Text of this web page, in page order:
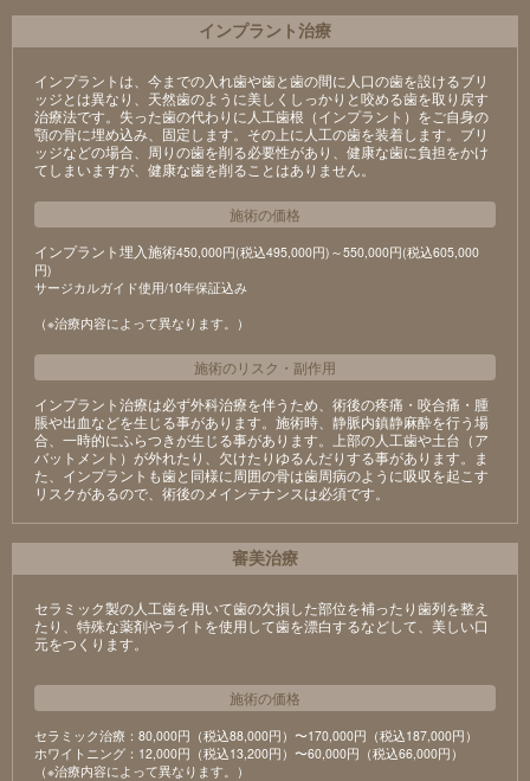
インプラント治療
インプラントは、今までの入れ歯や歯と歯の間に人口の歯を設けるブリ
ッジとは異なり、天然歯のように美しくしっかりと咬める歯を取り戻す
治療法です。失った歯の代わりに人工歯根（インプラント）をご自身の
顎の骨に埋め込み、固定します。その上に人工の歯を装着します。ブリ
ッジなどの場合、周りの歯を削る必要性があり、健康な歯に負担をかけ
てしまいますが、健康な歯を削ることはありません。
施術の価格
インプラント埋入施術450,000円(税込495,000円)～550,000円(税込605,000
円)
サージカルガイド使用/10年保証込み
（※治療内容によって異なります。）
施術のリスク ・ 副作用
インプラント治療は必ず外科治療を伴うため、術後の疼痛・咬合痛・腫
脹や出血などを生じる事があります。施術時、静脈内鎮静麻酔を行う場
合、一時的にふらつきが生じる事があります。上部の人工歯や土台（ア
バットメント）が外れたり、欠けたりゆるんだりする事があります。ま
た、インプラントも歯と同様に周囲の骨は歯周病のように吸収を起こす
リスクがあるので、術後のメインテナンスは必須です。
審美治療
セラミック製の⼈⼯⻭を⽤いて⻭の⽋損した部位を補ったり⻭列を整え
たり、特殊な薬剤やライトを使⽤して⻭を漂⽩するなどして、美しい⼝
元をつくります。
施術の価格
セラミック治療：80,000円（税込88,000円）〜170,000円（税込187,000円）
ホワイトニング：12,000円（税込13,200円）〜60,000円（税込66,000円）
（※治療内容によって異なります。）